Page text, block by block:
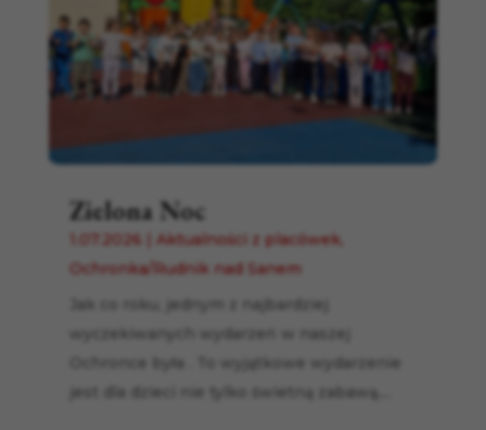
Zielona Noc
1.07.2026 Aktualności z placówek
Ochronka/Rudnik nad Sanem
Jak co roku, jednym z najbardziej
wyczekiwanych wydarzeń w naszej
Ochronce była . To wyjątkowe wydarzenie
jest dla dzieci nie tylko świetną zabawą,...